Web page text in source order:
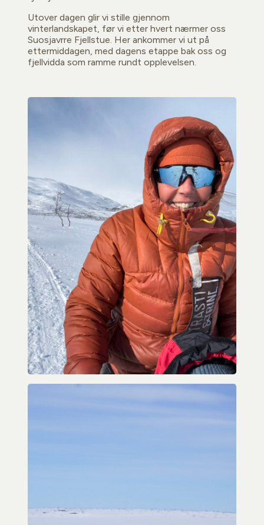
Utover dagen glir vi stille gjennom
vinterlandskapet, før vi etter hvert nærmer oss
Suosjavrre Fjellstue. Her ankommer vi ut på
ettermiddagen, med dagens etappe bak oss og
fjellvidda som ramme rundt opplevelsen.